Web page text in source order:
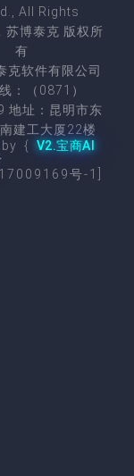
All Rights
苏博泰克 版权所
有
克软件有限公司
：（0871）
地址：昆明市东
建工大厦22楼
by { V2.宝商AI
号-1]